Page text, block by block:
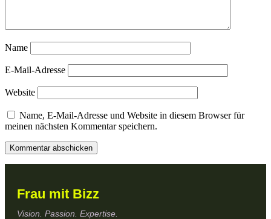
Name
E-Mail-Adresse
Website
Name, E-Mail-Adresse und Website in diesem Browser für
meinen nächsten Kommentar speichern.
Frau mit Bizz
Vision. Passion. Expertise.